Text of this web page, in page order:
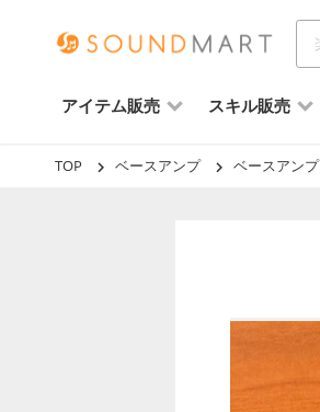
アイテム販売 スキル販売
TOP ベースアンプ ベースアンプ